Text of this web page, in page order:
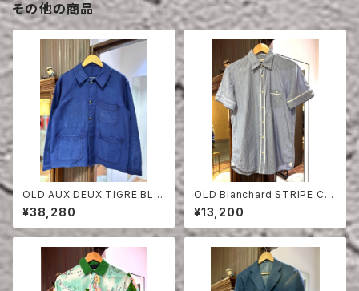
その他の商品
OLD AUX DEUX TIGRE BLU
E MOLESKIN JACKET
¥38,280
OLD Blanchard STRIPE CO
TTON HALF SLEEVE SHIRT
¥13,200